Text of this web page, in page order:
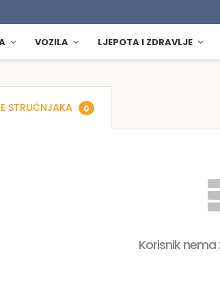
VOZILA LJEPOTA I ZDRAVLJE
STRUČNJAKA 0
Korisnik